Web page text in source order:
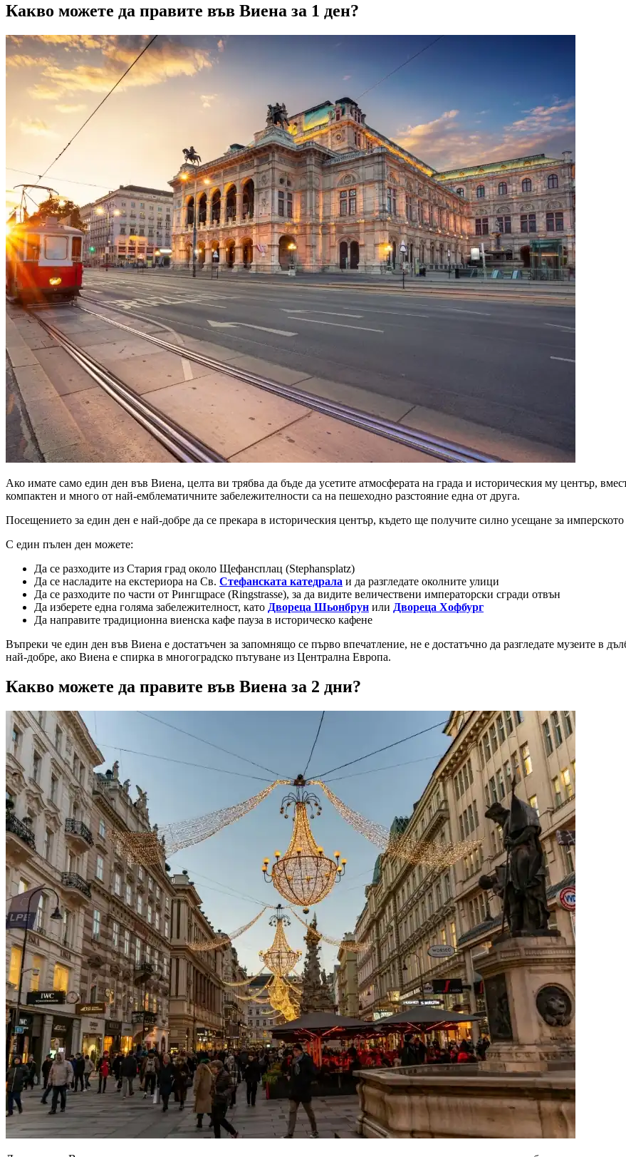
Какво можете да правите във Виена за 1 ден?
Ако имате само един ден във Виена, целта ви трябва да бъде да усетите атмосферата на града и историческия му център,
компактен и много от най-емблематичните забележителности са на пешеходно разстояние една от друга.
Посещението за един ден е най-добре да се прекара в историческия център, където ще получите силно усещане за
С един пълен ден можете:
Да се разходите из Стария град около Щефансплац (Stephansplatz)
Да се насладите на екстериора на Св. Стефанската катедрала и да разгледате околните улици
Да се разходите по части от Рингщрасе (Ringstrasse), за да видите величествени императорски сгради отвън
Да изберете една голяма забележителност, като Двореца Шьонбрун или Двореца Хофбург
Да направите традиционна виенска кафе пауза в историческо кафене
Въпреки че един ден във Виена е достатъчен за запомнящо се първо впечатление, не е достатъчно да разгледате музеите в
най-добре, ако Виена е спирка в многоградско пътуване из Централна Европа.
Какво можете да правите във Виена за 2 дни?